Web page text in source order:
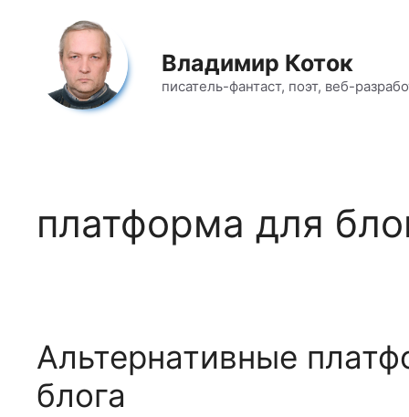
содержимому
Владимир Коток
писатель-фантаст, поэт, веб-
платформа для
Альтернативные
блога